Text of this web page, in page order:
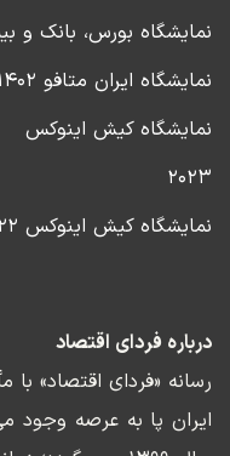
نمایشگاه بورس، بانک و
نمایشگاه ایران متافو ۱۴۰۲
نمایشگاه کیش اینوکس
۲۰۲۳
نمایشگاه کیش اینوکس ۲۰۲۲
درباره فردای اقتصاد
رسانه «فردای اقتصاد»
ایران پا به عرصه وجود